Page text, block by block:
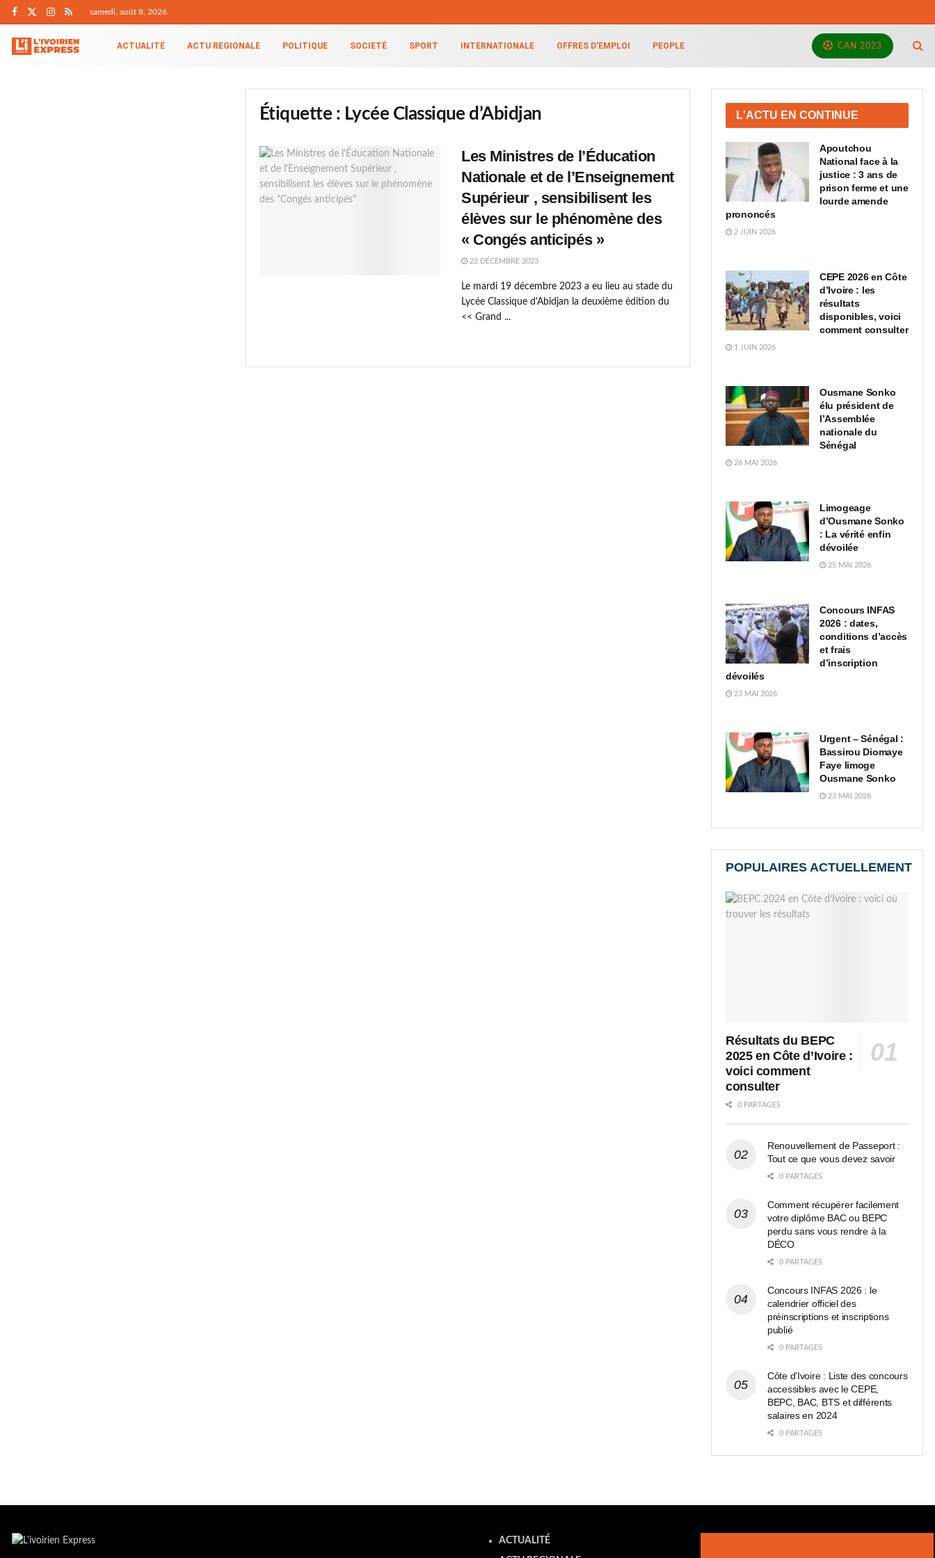
samedi, août 8, 2026
ACTUALITÉ ACTU REGIONALE POLITIQUE SOCIETÉ SPORT INTERNATIONALE OFFRES D’EMPLOI PEOPLE CAN 2023
Étiquette : Lycée Classique d’Abidjan
Les Ministres de l’Éducation
Nationale et de l’Enseignement
Supérieur , sensibilisent les
élèves sur le phénomène des
« Congés anticipés »
22 DÉCEMBRE 2023
Le mardi 19 décembre 2023 a eu lieu au stade du
Lycée Classique d'Abidjan la deuxième édition du
<< Grand ...
L'ACTU EN CONTINUE
Apoutchou
National face à la
justice : 3 ans de
prison ferme et une
lourde amende
prononcés
2 JUIN 2026
CEPE 2026 en Côte
d’Ivoire : les
résultats
disponibles, voici
comment consulter
1 JUIN 2026
Ousmane Sonko
élu président de
l’Assemblée
nationale du
Sénégal
26 MAI 2026
Limogeage
d’Ousmane Sonko
: La vérité enfin
dévoilée
25 MAI 2026
Concours INFAS
2026 : dates,
conditions d’accès
et frais
d’inscription
dévoilés
23 MAI 2026
Urgent – Sénégal :
Bassirou Diomaye
Faye limoge
Ousmane Sonko
23 MAI 2026
POPULAIRES ACTUELLEMENT
Résultats du BEPC
2025 en Côte d’Ivoire :
voici comment
consulter
0 PARTAGES
Renouvellement de Passeport :
Tout ce que vous devez savoir
0 PARTAGES
Comment récupérer facilement
votre diplôme BAC ou BEPC
perdu sans vous rendre à la
DÉCO
0 PARTAGES
Concours INFAS 2026 : le
calendrier officiel des
préinscriptions et inscriptions
publié
0 PARTAGES
Côte d’Ivoire : Liste des concours
accessibles avec le CEPE,
BEPC, BAC, BTS et différents
salaires en 2024
0 PARTAGES
ACTUALITÉ